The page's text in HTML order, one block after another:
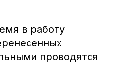
в работу
проводятся